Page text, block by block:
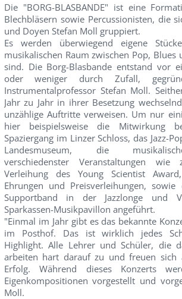
Die "BORG-BLASBANDE" ist eine
Blechbläsern sowie Percussionisten, die
und Doyen Stefan Moll gruppiert.
Es werden überwiegend eigene
musikalischen Raum zwischen Pop, Blues
sind. Die Borg-Blasbande entstand vor
oder weniger durch Zufall,
Instrumentalprofessor Stefan Moll.
Jahr zu Jahr in ihrer Besetzung
unzählige Auftritte verweisen. Um nur
hier beispielsweise die Mitwirkung
Spaziergang im Linzer Schloss, das Jazz-
Landesmuseum, die
verschiedenster Veranstaltungen
Verleihung des Young Scientist
Ehrungen und Preisverleihungen,
Supportband in der Jazzlonge und
Sparkassen-Musikpavillon angeführt.
"Einmal im Jahr gibt es das bekannte
im Posthof. Das ist wirklich jedes
Highlight. Alle Lehrer und Schüler, die
arbeiten hart darauf zu und freuen sich
Erfolg. Während dieses Konzerts
Eigenkompositionen vorgestellt und
Moll.